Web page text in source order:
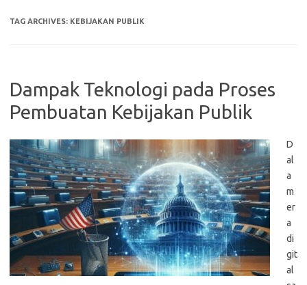
TAG ARCHIVES: KEBIJAKAN PUBLIK
Dampak Teknologi pada Proses
Pembuatan Kebijakan Publik
D
al
a
m
er
a
di
git
al